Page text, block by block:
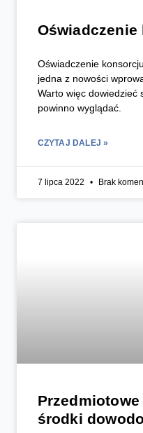
Oświadczenie
jedna z nowości
Warto więc dowiedzieć
powinno wyglądać.
CZYTAJ DALEJ »
7 lipca 2022 Brak
środki